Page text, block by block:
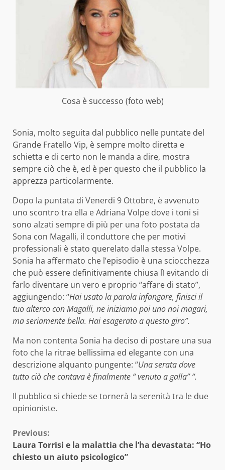
Cosa è successo (foto web)
Sonia, molto seguita dal pubblico nelle puntate del
Grande Fratello Vip, è sempre molto diretta e
schietta e di certo non le manda a dire, mostra
sempre ciò che è, ed è per questo che il pubblico la
apprezza particolarmente.
Dopo la puntata di Venerdi 9 Ottobre, è avvenuto
uno scontro tra ella e Adriana Volpe dove i toni si
sono alzati sempre di più per una foto postata da
Sona con Magalli, il conduttore che per motivi
professionali è stato querelato dalla stessa Volpe.
Sonia ha affermato che l’episodio è una sciocchezza
che può essere definitivamente chiusa lì evitando di
farlo diventare un vero e proprio “affare di stato”,
aggiungendo: “Hai usato la parola infangare, finisci il
tuo alterco con Magalli, ne iniziamo poi uno noi magari,
ma seriamente bella. Hai esagerato a questo giro”.
Ma non contenta Sonia ha deciso di postare una sua
foto che la ritrae bellissima ed elegante con una
descrizione alquanto pungente: “Una serata dove
tutto ciò che contava è finalmente “ venuto a galla” “.
Il pubblico si chiede se tornerà la serenità tra le due
opinioniste.
Continue
Reading
Previous:
Laura Torrisi e la malattia che l’ha devastata: “Ho
chiesto un aiuto psicologico”